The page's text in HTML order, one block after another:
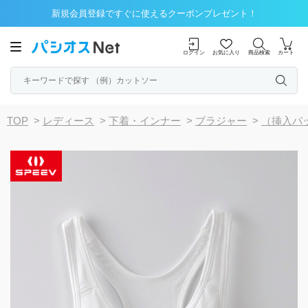
新規会員登録ですぐに使えるクーポンプレゼント！
ログイン お気に入り 商品検索 カート
TOP > レディース > 下着・インナー > ブラジャー > （挿入